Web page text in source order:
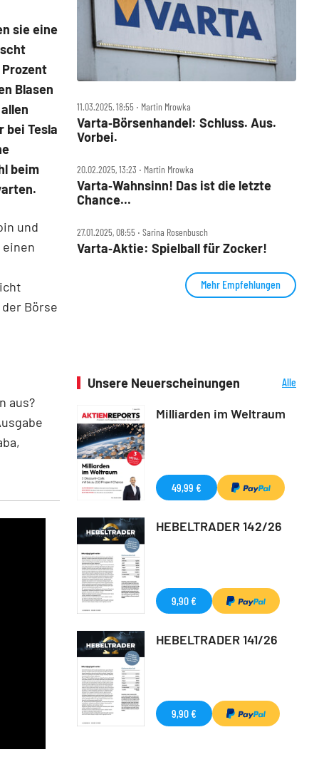
sie eine
Blasen
bei Tesla
beim
und
einen
Börse
aus?
11.03.2025, 18:55 ‧ Martin Mrowka
Varta‑Börsenhandel: Schluss. Aus.
Vorbei.
20.02.2025, 13:23 ‧ Martin Mrowka
Varta‑Wahnsinn! Das ist die letzte
Chance...
27.01.2025, 08:55 ‧ Sarina Rosenbusch
Varta‑Aktie: Spielball für Zocker!
Mehr Empfehlungen
Unsere Neuerscheinungen
Alle
Milliarden im Weltraum
49,99 €
HEBELTRADER 142/26
9,90 €
HEBELTRADER 141/26
9,90 €